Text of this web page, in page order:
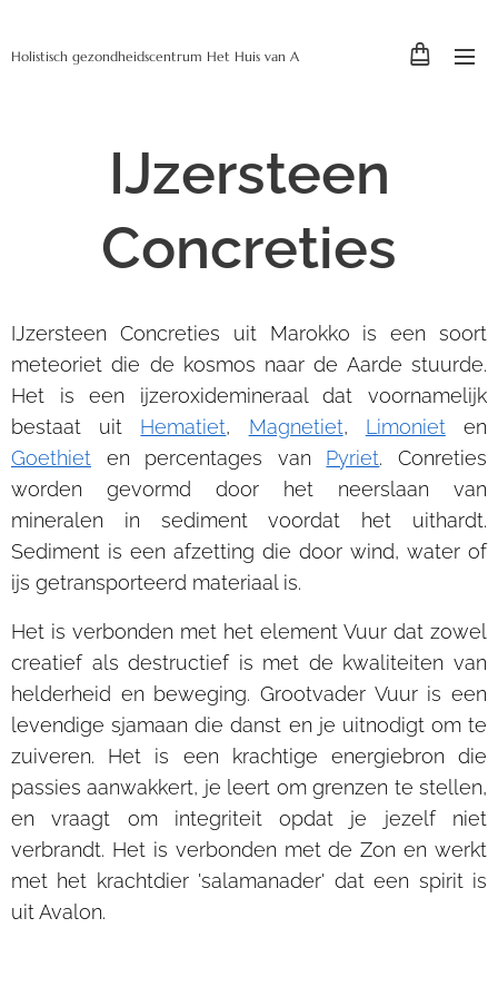
Holistisch gezondheidscentrum Het Huis van A
IJzersteen
Concreties
IJzersteen Concreties uit Marokko is een soort
meteoriet die de kosmos naar de Aarde stuurde.
Het is een ijzeroxidemineraal dat voornamelijk
bestaat uit Hematiet, Magnetiet, Limoniet en
Goethiet en percentages van Pyriet. Conreties
worden gevormd door het neerslaan van
mineralen in sediment voordat het uithardt.
Sediment is een afzetting die door wind, water of
ijs getransporteerd materiaal is.
Het is verbonden met het element Vuur dat zowel
creatief als destructief is met de kwaliteiten van
helderheid en beweging. Grootvader Vuur is een
levendige sjamaan die danst en je uitnodigt om te
zuiveren. Het is een krachtige energiebron die
passies aanwakkert, je leert om grenzen te stellen,
en vraagt om integriteit opdat je jezelf niet
verbrandt. Het is verbonden met de Zon en werkt
met het krachtdier 'salamanader' dat een spirit is
uit Avalon.